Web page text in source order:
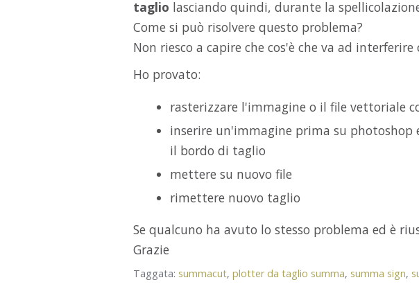
taglio lasciando quindi, durante la
Come si può risolvere questo problema?
Non riesco a capire che cos'è che va ad
Ho provato:
rasterizzare l'immagine o il file vettoriale
inserire un'immagine prima su photoshop
il bordo di taglio
mettere su nuovo file
rimettere nuovo taglio
Se qualcuno ha avuto lo stesso problema ed è
Grazie
Taggata: summacut plotter da taglio summa summa sign